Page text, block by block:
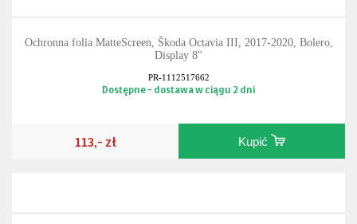
Ochronna folia MatteScreen, Škoda Octavia III, 2017-2020, Bolero,
Display 8"
PR-1112517662
Dostępne - dostawa w ciągu 2 dni
113,- zł Kupić